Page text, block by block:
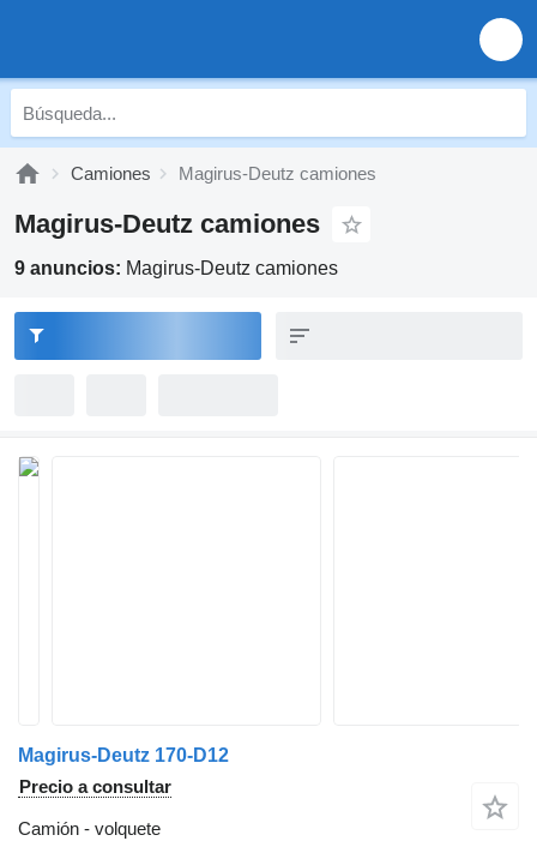
Camiones Magirus-Deutz camiones
Magirus-Deutz camiones
9 anuncios: Magirus-Deutz camiones
Magirus-Deutz 170-D12
Precio a consultar
Camión - volquete